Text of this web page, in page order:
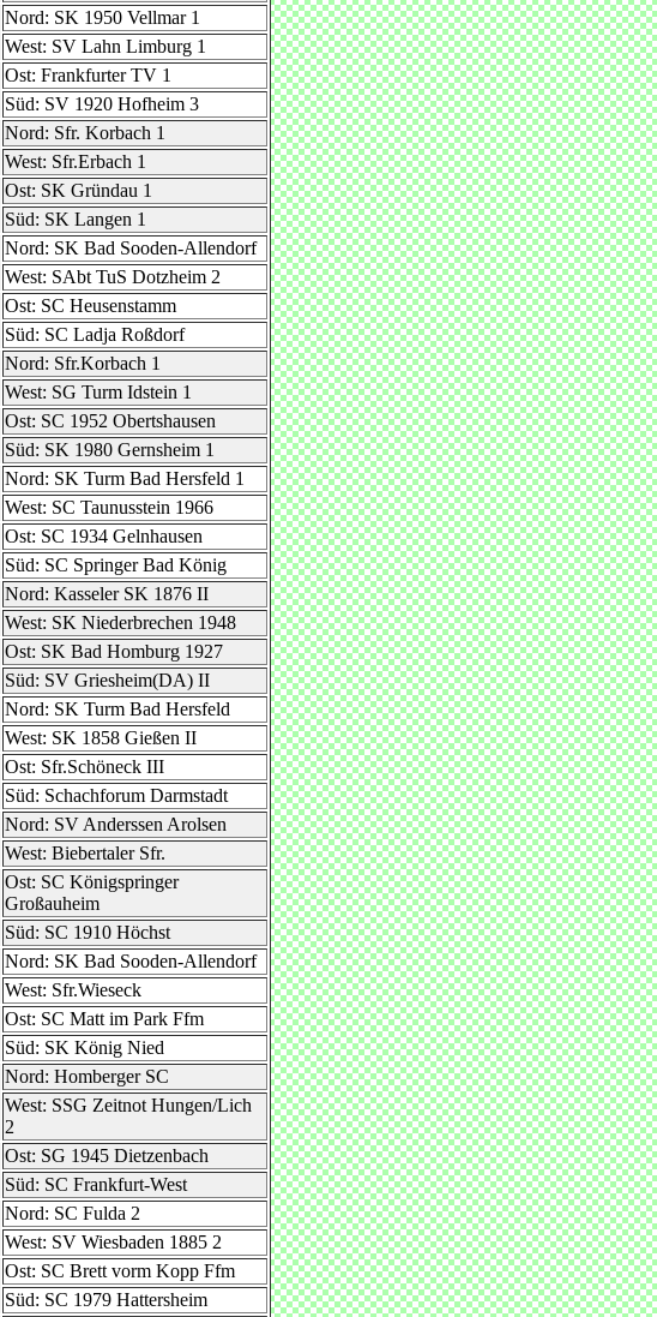
Nord: SK 1950 Vellmar 1
West: SV Lahn Limburg 1
Ost: Frankfurter TV 1
Süd: SV 1920 Hofheim 3
Nord: Sfr. Korbach 1
West: Sfr.Erbach 1
Ost: SK Gründau 1
Süd: SK Langen 1
Nord: SK Bad Sooden-Allendorf
West: SAbt TuS Dotzheim 2
Ost: SC Heusenstamm
Süd: SC Ladja Roßdorf
Nord: Sfr.Korbach 1
West: SG Turm Idstein 1
Ost: SC 1952 Obertshausen
Süd: SK 1980 Gernsheim 1
Nord: SK Turm Bad Hersfeld 1
West: SC Taunusstein 1966
Ost: SC 1934 Gelnhausen
Süd: SC Springer Bad König
Nord: Kasseler SK 1876 II
West: SK Niederbrechen 1948
Ost: SK Bad Homburg 1927
Süd: SV Griesheim(DA) II
Nord: SK Turm Bad Hersfeld
West: SK 1858 Gießen II
Ost: Sfr.Schöneck III
Süd: Schachforum Darmstadt
Nord: SV Anderssen Arolsen
West: Biebertaler Sfr.
Ost: SC Königspringer
Großauheim
Süd: SC 1910 Höchst
Nord: SK Bad Sooden-Allendorf
West: Sfr.Wieseck
Ost: SC Matt im Park Ffm
Süd: SK König Nied
Nord: Homberger SC
West: SSG Zeitnot Hungen/Lich
2
Ost: SG 1945 Dietzenbach
Süd: SC Frankfurt-West
Nord: SC Fulda 2
West: SV Wiesbaden 1885 2
Ost: SC Brett vorm Kopp Ffm
Süd: SC 1979 Hattersheim